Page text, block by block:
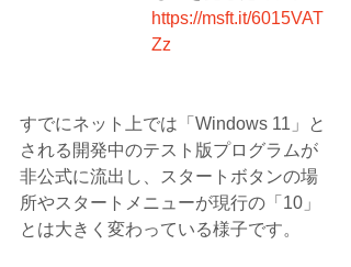
https://msft.it/6015VAT
Zz
すでにネット上では「Windows 11」と
される開発中のテスト版プログラムが
非公式に流出し、スタートボタンの場
所やスタートメニューが現行の「10」
とは大きく変わっている様子です。